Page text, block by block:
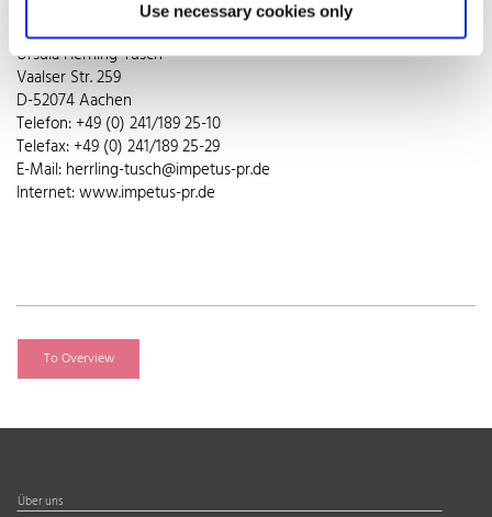
Use necessary cookies only
impetus.PR
Ursula Herrling-Tusch
Vaalser Str. 259
D-52074 Aachen
Telefon: +49 (0) 241/189 25-10
Telefax: +49 (0) 241/189 25-29
E-Mail: herrling-tusch@impetus-pr.de
Internet: www.impetus-pr.de
To Overview
Über uns